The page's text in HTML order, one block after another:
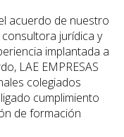
acuerdo de nuestro
consultora jurídica y
implantada a
LAE EMPRESAS
colegiados
cumplimiento
de formación